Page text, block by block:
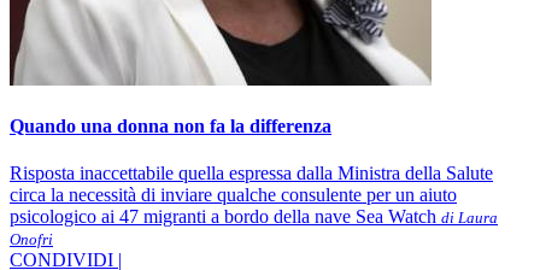
Quando una donna non fa la differenza
Risposta inaccettabile quella espressa dalla Ministra della Salute
circa la necessità di inviare qualche consulente per un aiuto
psicologico ai 47 migranti a bordo della nave Sea Watch di Laura
Onofri
CONDIVIDI |